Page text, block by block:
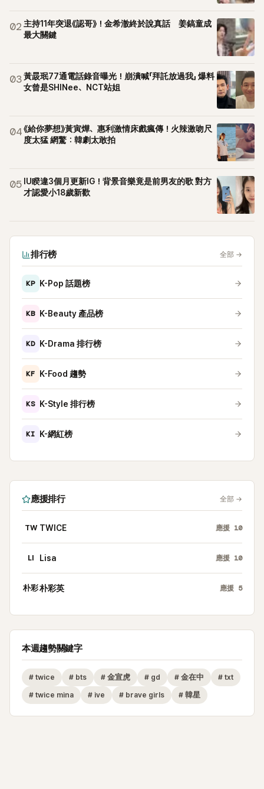
02 主持11年突退《認哥》！金希澈終於說真話 姜鎬童成
最大關鍵
03黃晸珉77通電話錄音曝光！崩潰喊「拜託放過我」 爆料
女曾是SHINee、NCT站姐
04《給你夢想》黃寅燁、惠利激情床戲瘋傳！火辣激吻尺
度太猛 網驚：韓劇太敢拍
05 IU睽違3個月更新IG！背景音樂竟是前男友的歌 對方
才認愛小18歲新歡
排行榜 全部 →
KP K-Pop 話題榜
KB K-Beauty 產品榜
KD K-Drama 排行榜
KF K-Food 趨勢
KS K-Style 排行榜
KI K-網紅榜
應援排行 全部 →
TW TWICE 應援 10
LI Lisa 應援 10
朴彩朴彩英 應援 5
本週趨勢關鍵字
# twice # bts # 金宣虎 # gd # 金在中 # txt
# twice mina # ive # brave girls # 韓星